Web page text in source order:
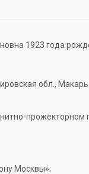
1923 года
обл.,
прожекторном
Москвы»;